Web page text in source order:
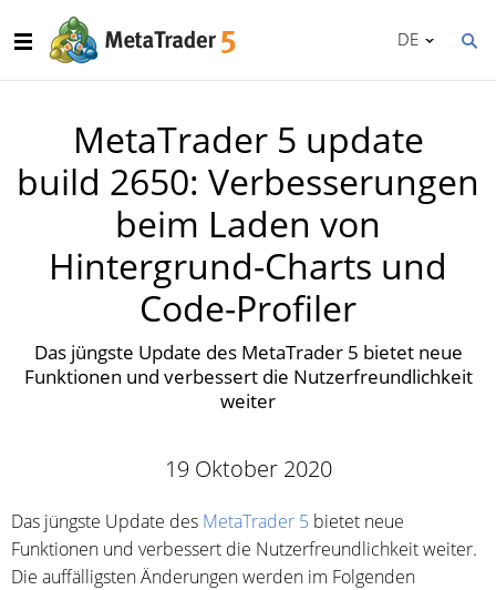
DE
MetaTrader 5 update
build 2650: Verbesserungen
beim Laden von
Hintergrund-Charts und
Code-Profiler
Das jüngste Update des MetaTrader 5 bietet neue
Funktionen und verbessert die Nutzerfreundlichkeit
weiter
19 Oktober 2020
Das jüngste Update des MetaTrader 5 bietet neue
Funktionen und verbessert die Nutzerfreundlichkeit weiter.
Die auffälligsten Änderungen werden im Folgenden